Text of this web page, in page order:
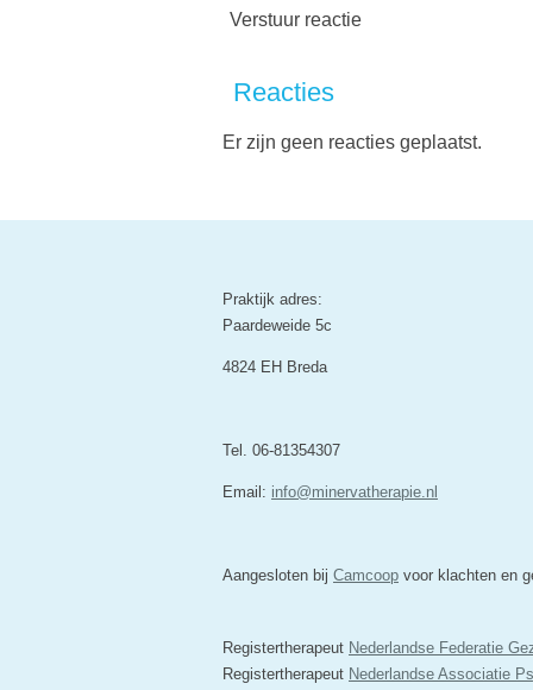
Verstuur reactie
Reacties
Er zijn geen reacties geplaatst.
Praktijk adres:
Paardeweide 5c
4824 EH Breda
Tel. 06-81354307
Email: info@minervatherapie.nl
Aangesloten bij Camcoop voor klachten en
Registertherapeut Nederlandse Federatie
Registertherapeut Nederlandse Associatie